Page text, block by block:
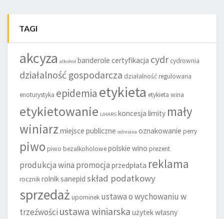
TAGI
akcyza alkohol banderole certyfikacja cydr cydrownia
działalność gospodarcza działalność regulowana
enoturystyka epidemia etykieta etykieta wina
etykietowanie IJHARS koncesja limity mały
winiarz miejsce publiczne odmiana oznakowanie perry
piwo piwo bezalkoholowepolskie wino prezent
produkcja wina promocja przedpłata reklama
rocznikrolniksanepid skład podatkowy
sprzedaż upominek ustawa o wychowaniu w
trzeźwości ustawa winiarska użytek własny